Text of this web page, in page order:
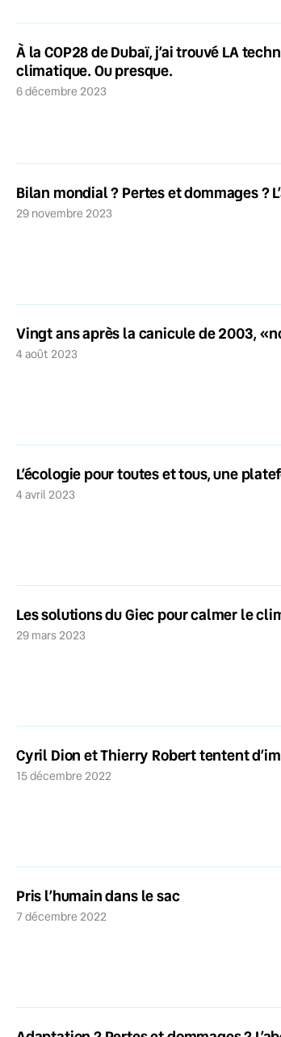
À la COP28 de Dubaï, j’ai trouvé LA
climatique. Ou presque.
6 décembre 2023
Bilan mondial ? Pertes et dommages ?
29 novembre 2023
Vingt ans après la canicule de 2003,
4 août 2023
L’écologie pour toutes et tous, une
4 avril 2023
Les solutions du Giec pour calmer le
29 mars 2023
Cyril Dion et Thierry Robert tentent
15 décembre 2022
Pris l’humain dans le sac
7 décembre 2022